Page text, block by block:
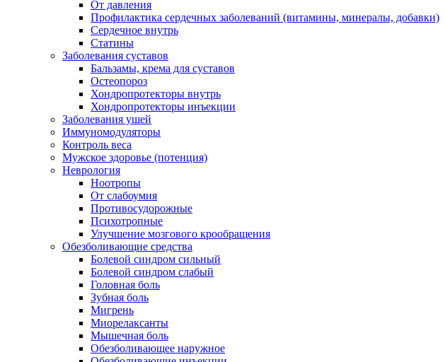
От давления
Профилактика сердечных заболеваний (витамины, минералы, добавки)
Сердечное внутрь
Статины
Заболевания суставов
Бальзамы, крема для суставов
Остеопороз
Хондропротекторы внутрь
Хондропротекторы инъекции
Заболевания ушей
Иммуномодуляторы
Контроль веса
Мужское здоровье (потенция)
Неврология
Ноотропы
От слабоумия
Противосудорожные
Психотропные
Улучшение мозгового крообращения
Обезболивающие средства
Болевой синдром сильный
Болевой синдром слабый
Головная боль
Зубная боль
Мигрень
Миорелаксанты
Мышечная боль
Обезболивающее наружное